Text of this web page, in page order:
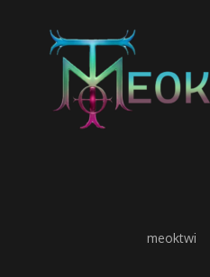
meoktwi